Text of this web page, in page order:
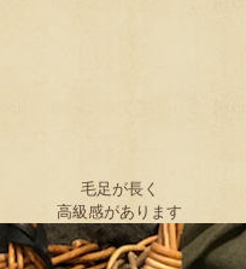
毛足が長く
高級感があります